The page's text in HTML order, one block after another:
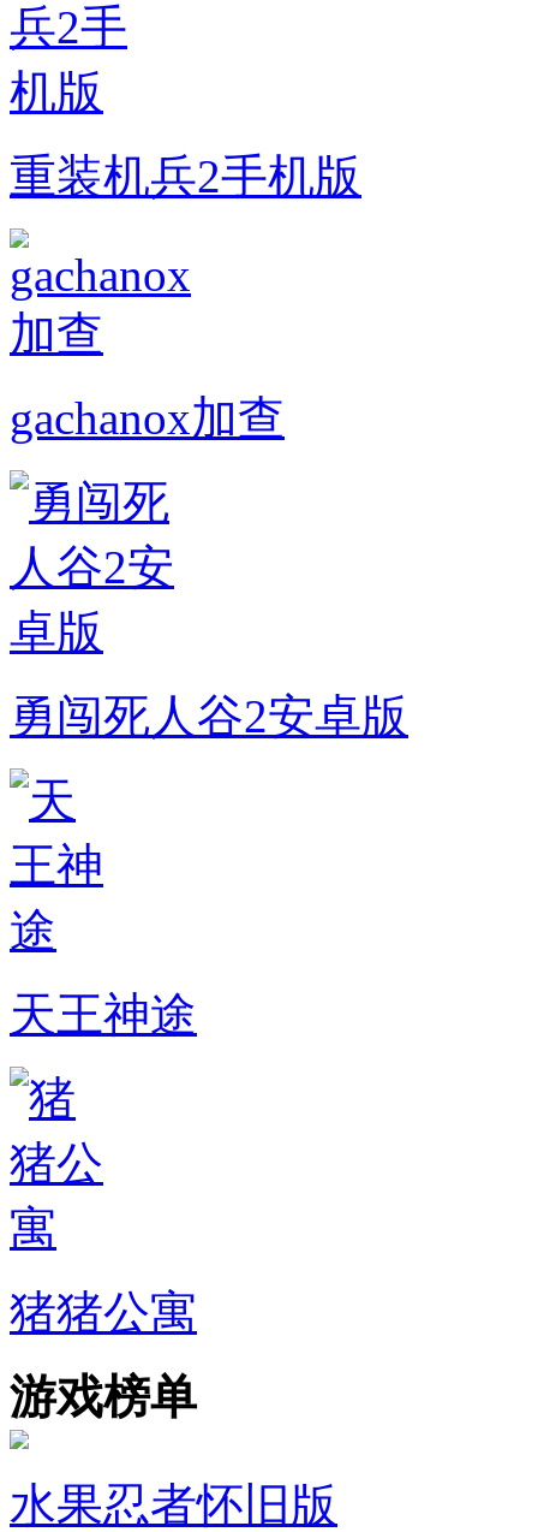
重装机兵2手机版
gachanox加查
勇闯死人谷2安卓版
天王神途
猪猪公寓
游戏榜单
水果忍者怀旧版